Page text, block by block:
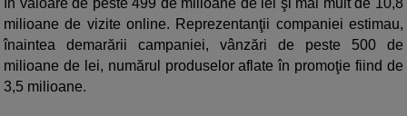
milioane de vizite online. Reprezentanţii companiei estimau,
înaintea demarării campaniei, vânzări de peste 500 de
milioane de lei, numărul produselor aflate în promoţie fiind de
3,5 milioane.